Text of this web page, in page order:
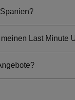
Last Minute